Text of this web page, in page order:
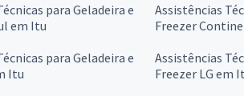
para Geladeira e
em Itu
Assistências
Freezer
para Geladeira e
Itu
Assistências
Freezer LG em